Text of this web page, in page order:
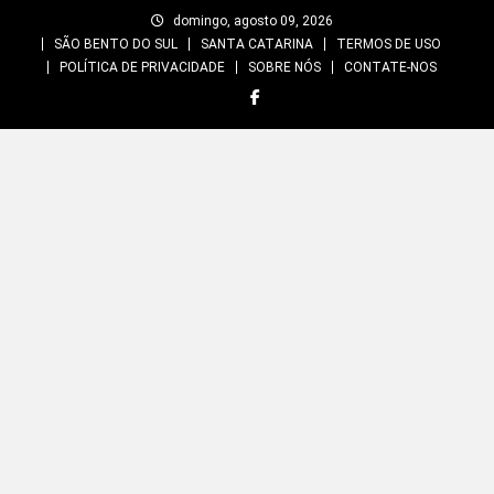
domingo, agosto 09, 2026
SÃO BENTO DO SUL
SANTA CATARINA
TERMOS DE USO
POLÍTICA DE PRIVACIDADE
SOBRE NÓS CONTATE-NOS